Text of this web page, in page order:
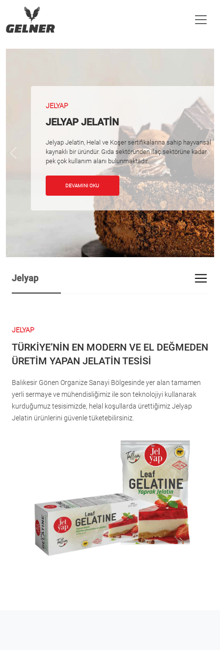
JELYAP
JELYAP JELATİN
Jelyap Jelatin, Helal ve Koşer sertifikalarına sahip hayvansal
kaynaklı bir üründür. Gıda sektöründen ilaç sektörüne kadar
pek çok kullanım alanı bulunmaktadır.
DEVAMINI OKU
Previous Next
Jelyap
JELYAP
TÜRKİYE’NİN EN MODERN VE EL DEĞMEDEN
ÜRETİM YAPAN JELATİN TESİSİ
Balıkesir Gönen Organize Sanayi Bölgesinde yer alan tamamen
yerli sermaye ve mühendisliğimiz ile son teknolojiyi kullanarak
kurduğumuz tesisimizde, helal koşullarda ürettiğimiz Jelyap
Jelatin ürünlerini güvenle tüketebilirsiniz.